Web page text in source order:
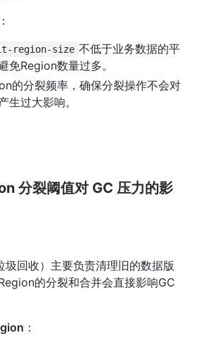
：
region-size 不低于业务数据的平
免Region数量过多。
的分裂频率，确保分裂操作不会对
生过大影响。
分裂阈值对 GC 压力的影
圾回收）主要负责清理旧的数据版
的分裂和合并会直接影响GC
：